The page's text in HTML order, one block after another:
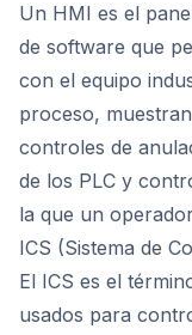
Un HMI es el
de software que
con el equipo
proceso,
controles de
de los PLC y
la que un
ICS (Sistema de
El ICS es el
usados para